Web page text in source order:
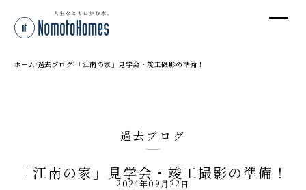
ホーム 過去ブログ 「江南の家」見学会・竣工撮影の準備！
過去ブログ
「江南の家」見学会・竣工撮影の準備！
2024年09月22日